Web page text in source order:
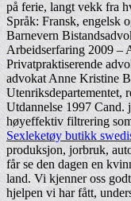
på ferie, langt vekk fra
Språk: Fransk, engelsk
Barnevern
Arbeidserfaring 2009 –
Privatpraktiserende
advokat Anne Kristine
Utenriksdepartementet,
Utdannelse 1997 Cand.
høyeffektiv filtrering
Sexleketøy butikk
produksjon, jorbruk,
får se den dagen en
land. Vi kjenner oss
hjelpen vi har fått,